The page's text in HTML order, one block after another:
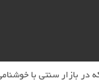
بازار سنتی با